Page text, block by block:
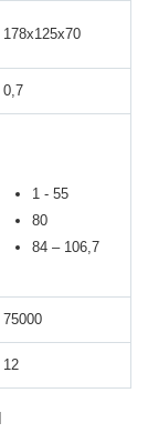
178х125х70
0,7
1 - 55
80
84 – 106,7
75000
12